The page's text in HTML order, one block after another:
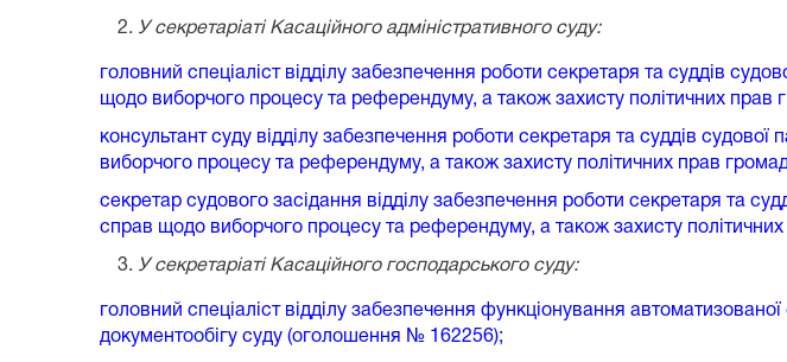
У секретаріаті Касаційного адміністративного суду:
головний спеціаліст відділу забезпечення роботи секретаря та суддів
щодо виборчого процесу та референдуму, а також захисту політичних
консультант суду відділу забезпечення роботи секретаря та суддів
виборчого процесу та референдуму, а також захисту політичних прав
секретар судового засідання відділу забезпечення роботи секретаря та
справ щодо виборчого процесу та референдуму, а також захисту
У секретаріаті Касаційного господарського суду:
головний спеціаліст відділу забезпечення функціонування
документообігу суду (оголошення № 162256);